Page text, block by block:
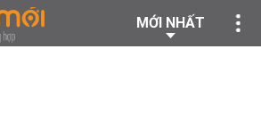
MỚI NHẤT